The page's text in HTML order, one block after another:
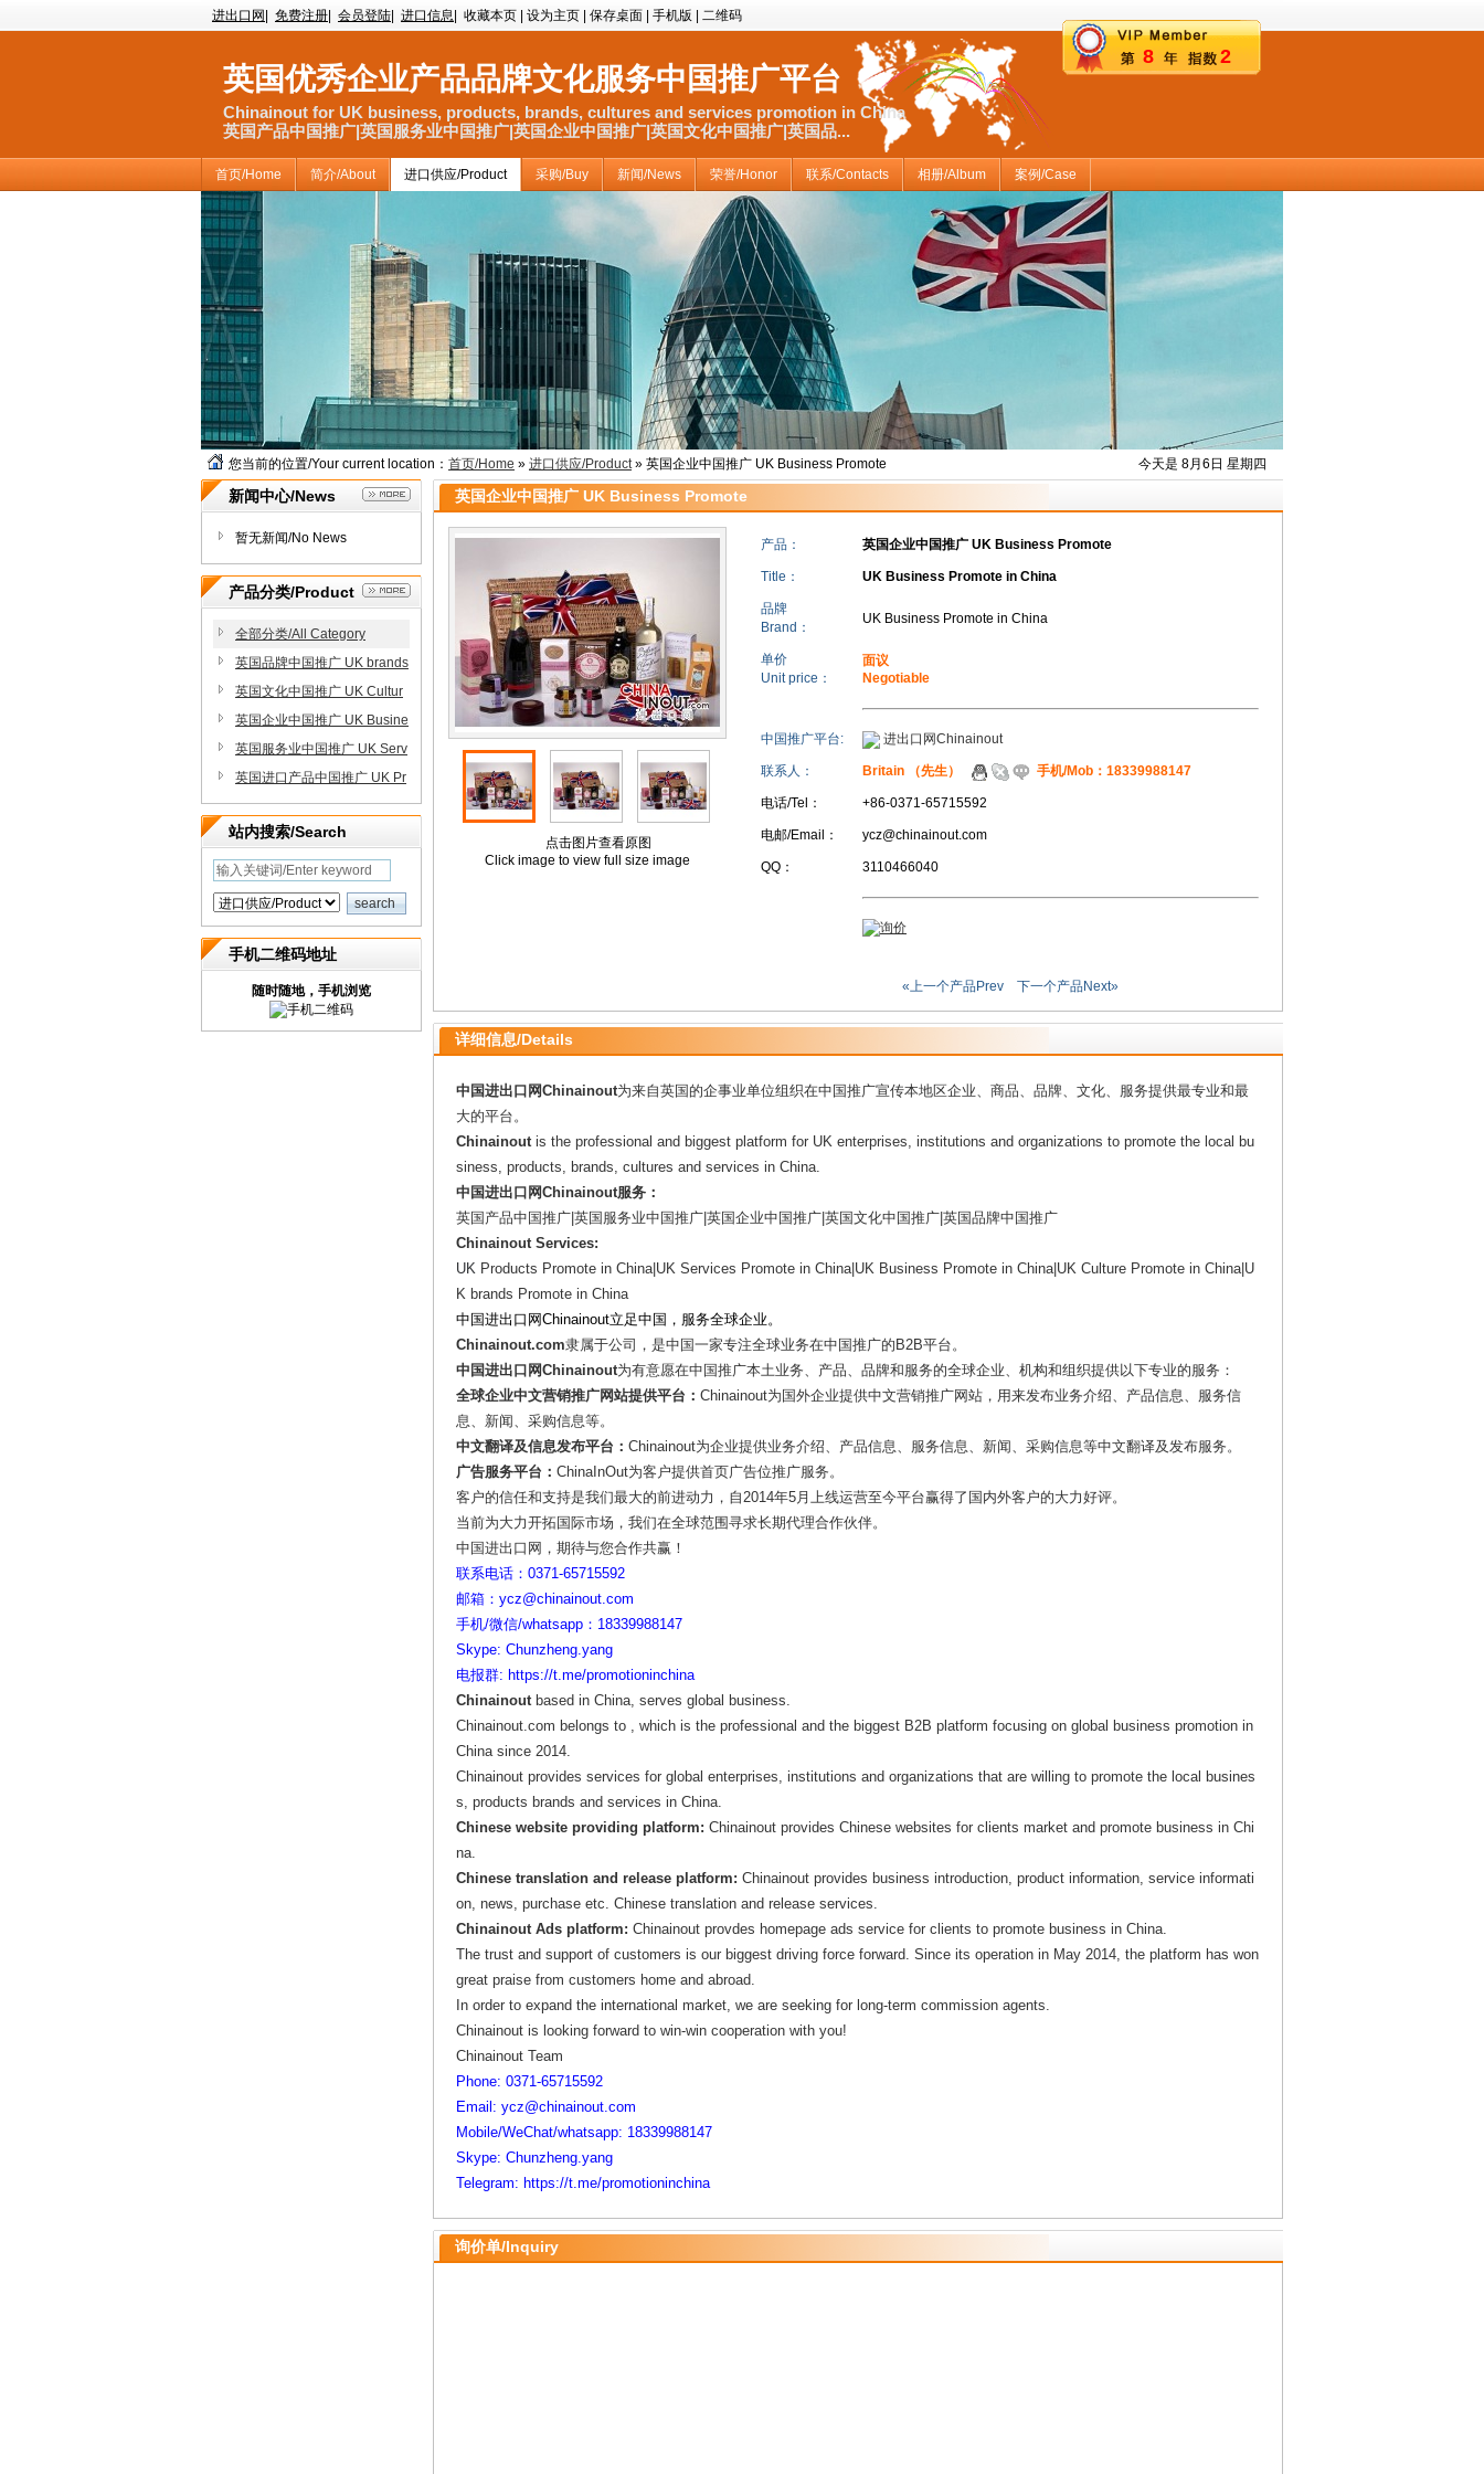
进出口网 免费注册 会员登陆 进口信息 收藏本页 设为主页 保存桌面 手机版 二维码
8 2
英国优秀企业产品品牌文化服务中国推广平台
Chinainout for UK business, products, brands, cultures and services promotion in China
英国产品中国推广|英国服务业中国推广|英国企业中国推广|英国文化中国推广|英国品...
首页/Home 简介/About 进口供应/Product 采购/Buy 新闻/News 荣誉/Honor 联系/Contacts 相册/Album 案例/Case
今天是 8月6日 星期四
您当前的位置/Your current location： 首页/Home » 进口供应/Product» 英国企业中国推广 UK Business Promote
新闻中心/News
暂无新闻/No News
产品分类/Product
全部分类/All Category
英国品牌中国推广 UK brands
Promote in China
英国文化中国推广 UK Cultur
e Promote in China
英国企业中国推广 UK Busine
ss Promote in China
英国服务业中国推广 UK Serv
ices Promote in China
英国进口产品中国推广 UK Pr
oducts Promote in China
站内搜索/Search
手机二维码地址
随时随地，手机浏览
英国企业中国推广 UK Business Promote
点击图片查看原图
Click image to view full size image
产品： 英国企业中国推广 UK Business Promote
Title： UK Business Promote in China
品牌
Brand：
UK Business Promote in China
单价
Unit price：
面议
Negotiable
中国推广平台: 进出口网Chinainout
联系人： Britain （先生） 手机/Mob：18339988147
电话/Tel： +86-0371-65715592
电邮/Email： ycz@chinainout.com
QQ： 3110466040
«上一个产品Prev 下一个产品Next»
详细信息/Details
中国进出口网Chinainout为来自英国的企事业单位组织在中国推广宣传本地区企业、商品、品牌、文化、服务提供最专业和最
大的平台。
Chinainoutis the professional and biggest platform for UK enterprises, institutions and organizations to promote the local bu
siness, products, brands, cultures and services in China.
中国进出口网Chinainout服务：
英国产品中国推广|英国服务业中国推广|英国企业中国推广|英国文化中国推广|英国品牌中国推广
Chinainout Services:
UK Products Promote in China|UK Services Promote in China|UK Business Promote in China|UK Culture Promote in China|U
K brands Promote in China
中国进出口网Chinainout立足中国，服务全球企业。
Chinainout.com隶属于公司，是中国一家专注全球业务在中国推广的B2B平台。
中国进出口网Chinainout为有意愿在中国推广本土业务、产品、品牌和服务的全球企业、机构和组织提供以下专业的服务：
全球企业中文营销推广网站提供平台： Chinainout为国外企业提供中文营销推广网站，用来发布业务介绍、产品信息、服务信
息、新闻、采购信息等。
中文翻译及信息发布平台： Chinainout为企业提供业务介绍、产品信息、服务信息、新闻、采购信息等中文翻译及发布服务。
广告服务平台： ChinaInOut为客户提供首页广告位推广服务。
客户的信任和支持是我们最大的前进动力，自2014年5月上线运营至今平台赢得了国内外客户的大力好评。
当前为大力开拓国际市场，我们在全球范围寻求长期代理合作伙伴。
中国进出口网，期待与您合作共赢！
联系电话：0371-65715592
邮箱：ycz@chinainout.com
手机/微信/whatsapp：18339988147
Skype: Chunzheng.yang
电报群: https://t.me/promotioninchina
Chinainoutbased in China, serves global business.
Chinainout.com belongs to , which is the professional and the biggest B2B platform focusing on global business promotion in
China since 2014.
Chinainout provides services for global enterprises, institutions and organizations that are willing to promote the local busines
s, products brands and services in China.
Chinese website providing platform: Chinainout provides Chinese websites for clients market and promote business in Chi
na.
Chinese translation and release platform: Chinainout provides business introduction, product information, service informati
on, news, purchase etc. Chinese translation and release services.
Chinainout Ads platform: Chinainout provdes homepage ads service for clients to promote business in China.
The trust and support of customers is our biggest driving force forward. Since its operation in May 2014, the platform has won
great praise from customers home and abroad.
In order to expand the international market, we are seeking for long-term commission agents.
Chinainout is looking forward to win-win cooperation with you!
Chinainout Team
Phone: 0371-65715592
Email: ycz@chinainout.com
Mobile/WeChat/whatsapp: 18339988147
Skype: Chunzheng.yang
Telegram: https://t.me/promotioninchina
询价单/Inquiry